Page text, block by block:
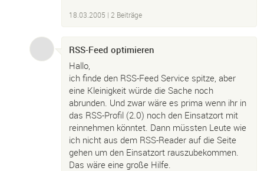
18.03.2005 | 2 Beiträge
RSS-Feed optimieren
Hallo,
ich finde den RSS-Feed Service spitze, aber
eine Kleinigkeit würde die Sache noch
abrunden. Und zwar wäre es prima wenn ihr in
das RSS-Profil (2.0) noch den Einsatzort mit
reinnehmen könntet. Dann müssten Leute wie
ich nicht aus dem RSS-Reader auf die Seite
gehen um den Einsatzort rauszubekommen.
Das wäre eine große Hilfe.